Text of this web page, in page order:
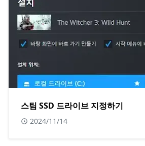
스팀 SSD 드라이브 지정하기
2024/11/14